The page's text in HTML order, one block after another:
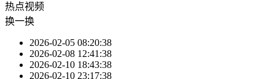
热点视频
换一换
2026-02-05 08:20:38
2026-02-08 12:41:38
2026-02-10 18:43:38
2026-02-10 23:17:38